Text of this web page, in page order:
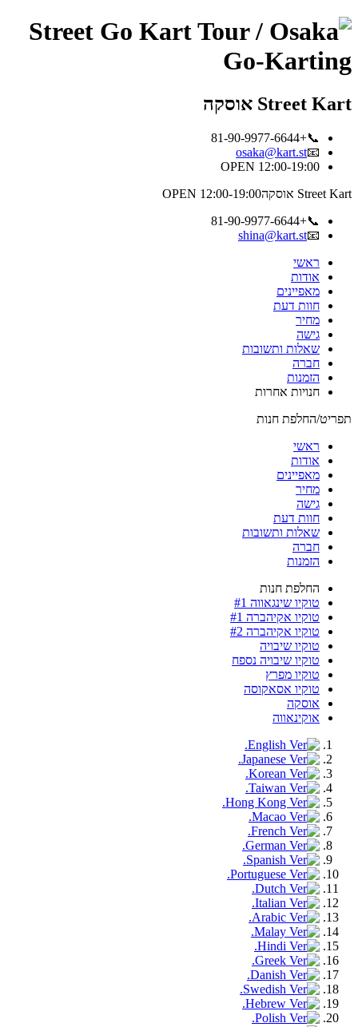
Street Kart אוסקה
📞+81-90-9977-6644
📧
osaka@kart.st
OPEN 12:00-19:00
Street Kart אוסקה
OPEN 12:00-19:00
📞+81-90-9977-6644
📧
shina@kart.st
ראשי
אודות
מאפיינים
חוות דעת
מחיר
גישה
שאלות ותשובות
חברה
הזמנות
חנויות אחרות
תפריט/החלפת חנות
ראשי
אודות
מאפיינים
מחיר
גישה
חוות דעת
שאלות ותשובות
חברה
הזמנות
החלפת חנות
טוקיו שינגאווה #1
טוקיו אקיהברה #1
טוקיו אקיהברה #2
טוקיו שיבויה
טוקיו שיבויה נספח
טוקיו מפרץ
טוקיו אסאקוסה
אוסקה
אוקינאווה